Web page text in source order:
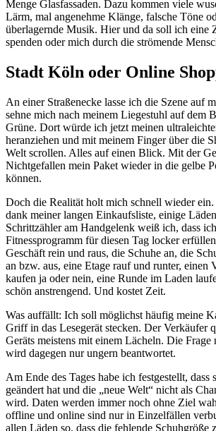
Menge Glasfassaden. Dazu kommen viele
Lärm, mal angenehme Klänge, falsche Töne
überlagernde Musik. Hier und da soll ich eine
spenden oder mich durch die strömende
Stadt Köln oder Online
An einer Straßenecke lasse ich die Szene auf
sehne mich nach meinem Liegestuhl auf dem
Grüne. Dort würde ich jetzt meinen
heranziehen und mit meinem Finger über die
Welt scrollen. Alles auf einen Blick. Mit der
Nichtgefallen mein Paket wieder in die gelbe
können.
Doch die Realität holt mich schnell wieder
dank meiner langen Einkaufsliste, einige
Schrittzähler am Handgelenk weiß ich, dass
Fitnessprogramm für diesen Tag locker
Geschäft rein und raus, die Schuhe an, die
an bzw. aus, eine Etage rauf und runter, einen
kaufen ja oder nein, eine Runde im Laden
schön anstrengend. Und kostet Zeit.
Was auffällt: Ich soll möglichst häufig meine
Griff in das Lesegerät stecken. Der Verkäufer
Geräts meistens mit einem Lächeln. Die Frage
wird dagegen nur ungern beantwortet.
Am Ende des Tages habe ich festgestellt, dass
geändert hat und die „neue Welt“ nicht als
wird. Daten werden immer noch ohne Ziel
offline und online sind nur in Einzelfällen
allen Läden so, dass die fehlende Schuhgröße